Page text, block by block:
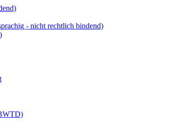
- nicht rechtlich bindend)